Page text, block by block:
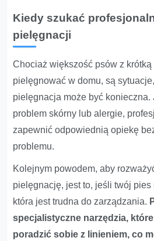
Kiedy szukać
pielęgnacji
Chociaż większość psów z
pielęgnować w domu, są
pielęgnacja może być konieczna.
problem skórny lub alergie,
zapewnić odpowiednią opiekę
problemu.
Kolejnym powodem, aby
pielęgnację, jest to, jeśli twój
która jest trudna do zarządzania.
specjalistyczne narzędzia,
poradzić sobie z linieniem, co